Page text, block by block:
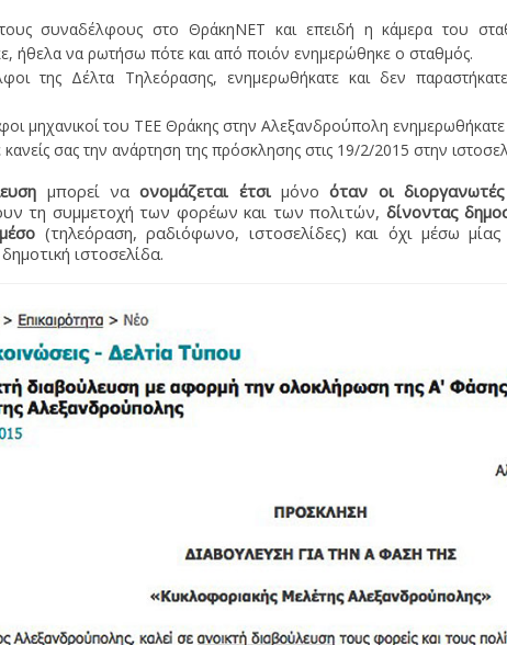
τους συναδέλφους στο ΘράκηΝΕΤ και επειδή η κάμερα του
ήθελα να ρωτήσω πότε και από ποιόν ενημερώθηκε ο σταθμός.
της Δέλτα Τηλεόρασης, ενημερωθήκατε και δεν
μηχανικοί του ΤΕΕ Θράκης στην Αλεξανδρούπολη
σας την ανάρτηση της πρόσκλησης στις 19/2/2015 στην
μπορεί ναονομάζεται έτσιμόνο όταν οι
τη συμμετοχή των φορέων και των πολιτών, δίνοντας
(τηλεόραση, ραδιόφωνο, ιστοσελίδες) και όχι μέσω
ιστοσελίδα.